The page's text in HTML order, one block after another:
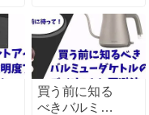
買う前に知る
べきバルミュ